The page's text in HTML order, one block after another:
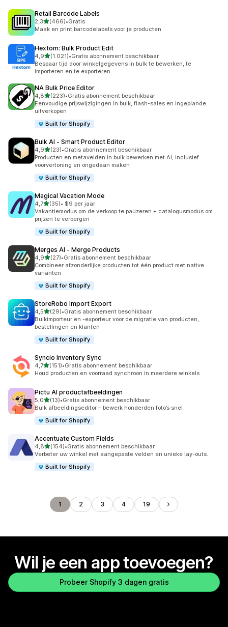
Retail Barcode Labels
2,3van 5 sterren
(466)
466 recensies in totaal
•Gratis
Maak en print barcodelabels voor je producten
Hextom: Bulk Product Edit
4,9van 5 sterren
(1.021)
1021 recensies in totaal
•Gratis abonnement beschikbaar
Bespaar tijd door winkelgegevens in bulk te bewerken, te
importeren en te exporteren
NA Bulk Price Editor
4,8van 5 sterren
(223)
223 recensies in totaal
•Gratis abonnement beschikbaar
Eenvoudige prijswijzigingen in bulk, flash-sales en ingeplande
uitverkopen
Built for Shopify
Bulk AI ‑ Smart Product Editor
4,9van 5 sterren
(23)
23 recensies in totaal
•Gratis abonnement beschikbaar
Producten en metavelden in bulk bewerken met AI, inclusief
voorvertoning en ongedaan maken
Built for Shopify
Magical Vacation Mode
4,7van 5 sterren
(35)
35 recensies in totaal
• $9 per jaar
Vakantiemodus om de verkoop te pauzeren + catalogusmodus om
prijzen te verbergen
Built for Shopify
Merges AI ‑ Merge Products
4,9van 5 sterren
(27)
27 recensies in totaal
•Gratis abonnement beschikbaar
Combineer afzonderlijke producten tot één product met native
varianten
Built for Shopify
StoreRobo Import Export
4,5van 5 sterren
(29)
29 recensies in totaal
•Gratis abonnement beschikbaar
Bulkimporteur en -exporteur voor de migratie van producten,
bestellingen en klanten
Built for Shopify
Syncio Inventory Sync
4,7van 5 sterren
(151)
151 recensies in totaal
•Gratis abonnement beschikbaar
Houd producten en voorraad synchroon in meerdere winkels
Pictu AI productafbeeldingen
5,0van 5 sterren
(13)
13 recensies in totaal
•Gratis abonnement beschikbaar
Bulk afbeeldingseditor – bewerk honderden foto’s snel
Built for Shopify
Accentuate Custom Fields
4,8van 5 sterren
(154)
154 recensies in totaal
•Gratis abonnement beschikbaar
Verbeter uw winkel met aangepaste velden en unieke lay-outs.
Built for Shopify
1 2 3 4 19
Wil je een app toevoegen?
Probeer Shopify 3 dagen gratis